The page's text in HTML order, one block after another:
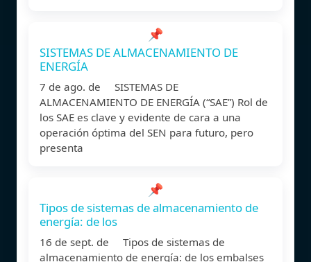
📌
SISTEMAS DE ALMACENAMIENTO DE
ENERGÍA
7 de ago. de SISTEMAS DE
ALMACENAMIENTO DE ENERGÍA (“SAE”) Rol de
los SAE es clave y evidente de cara a una
operación óptima del SEN para futuro, pero
presenta
📌
Tipos de sistemas de almacenamiento de
energía: de los
16 de sept. de Tipos de sistemas de
almacenamiento de energía: de los embalses